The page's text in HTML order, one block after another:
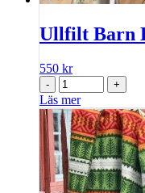
Ullfilt Barn
550 kr
- +
Läs mer